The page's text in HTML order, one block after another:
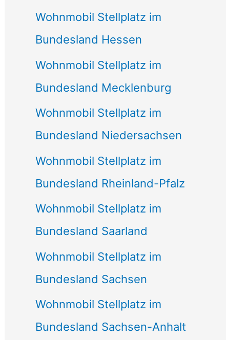
Wohnmobil Stellplatz im
Bundesland Hessen
Wohnmobil Stellplatz im
Bundesland Mecklenburg
Wohnmobil Stellplatz im
Bundesland Niedersachsen
Wohnmobil Stellplatz im
Bundesland Rheinland-Pfalz
Wohnmobil Stellplatz im
Bundesland Saarland
Wohnmobil Stellplatz im
Bundesland Sachsen
Wohnmobil Stellplatz im
Bundesland Sachsen-Anhalt